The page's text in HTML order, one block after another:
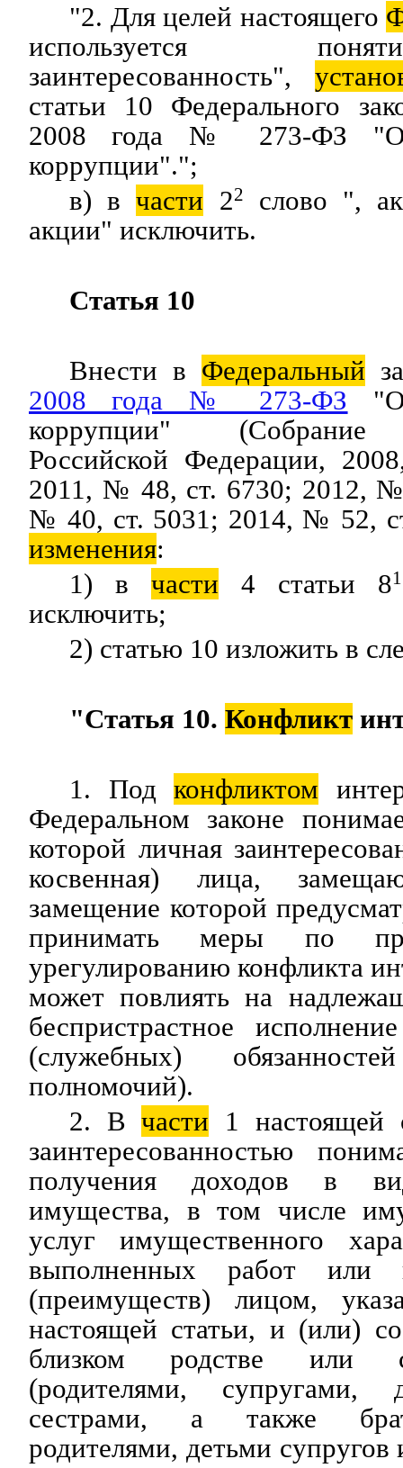
"2. Для целей настоящего
используется
заинтересованность",
статьи 10 Федерального
2008 года № 273-ФЗ "О
коррупции".";
в) вчасти 22
слово ",
акции" исключить.
Статья 10
Внести в Федеральный
2008 года № 273-ФЗ "О
коррупции"
Российской Федерации,
2011, № 48, ст. 6730; 2012,
№ 40, ст. 5031; 2014, № 52,
изменения:
1) в части 4 статьи 81
исключить;
2) статью 10 изложить в
"Статья 10. Конфликт
1. Подконфликтом
Федеральном законе
которой личная
косвенная) лица,
замещение которой
принимать меры по
урегулированию конфликта
может повлиять на
беспристрастное
(служебных)
полномочий).
2. Вчасти 1 настоящей
заинтересованностью
получения доходов в
имущества, в том числе
услуг имущественного
выполненных работ или
(преимуществ) лицом,
настоящей статьи, и (или)
близком родстве или
(родителями, супругами,
сестрами, а также
родителями, детьми супругов